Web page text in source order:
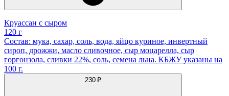
Круассан с сыром
120 г
Состав: мука, сахар, соль, вода, яйцо куриное, инвертный
сироп, дрожжи, масло сливочное, сыр моцарелла, сыр
горгонзола, сливки 22%, соль, семена льна. КБЖУ указаны на
100 г.
230 ₽